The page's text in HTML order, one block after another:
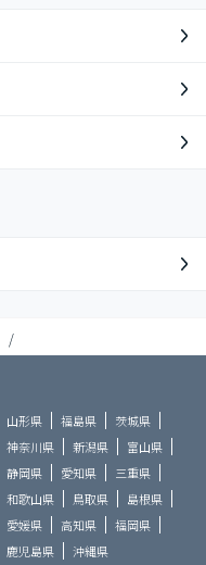
/
山形県 福島県
茨城県
神奈川県 新潟県
富山県
静岡県 愛知県
三重県
和歌山県 鳥取県
島根県
愛媛県 高知県
福岡県
鹿児島県 沖縄県